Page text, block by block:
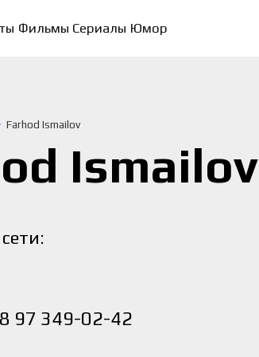
Фильмы Сериалы Юмор
Farhod Ismailov
Ismailov
97 349-02-42